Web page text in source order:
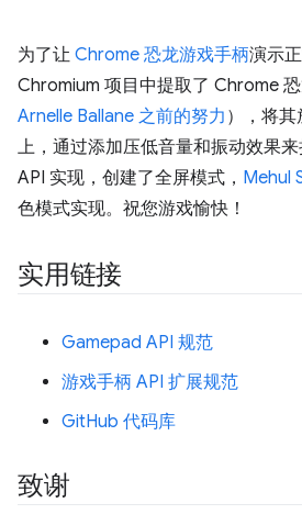
为了让 Chrome 恐龙游戏手柄演示
Chromium 项目中提取了 Chrome
Arnelle Ballane 之前的努力 ），将
上，通过添加压低音量和振动效果
API 实现，创建了全屏模式， Mehul
色模式实现。祝您游戏愉快！
实用链接
Gamepad API 规范
游戏手柄 API 扩展规范
GitHub 代码库
致谢